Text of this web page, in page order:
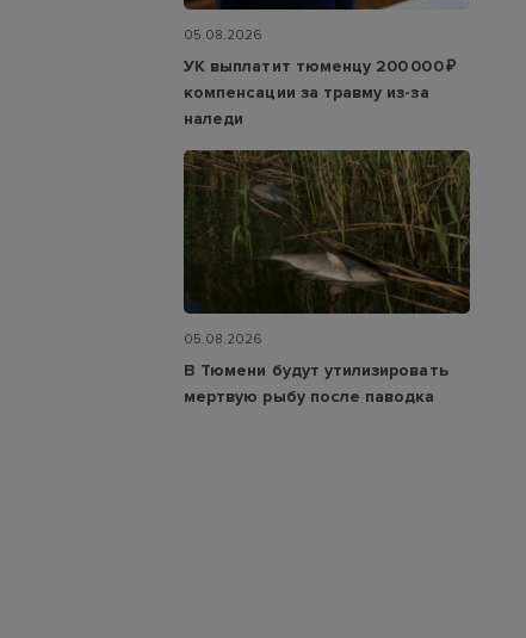
05.08.2026
УК выплатит тюменцу 200 000 ₽
компенсации за травму из-за
наледи
05.08.2026
В Тюмени будут утилизировать
мертвую рыбу после паводка